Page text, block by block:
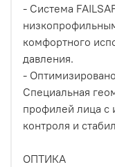
- Система
комфортного
давления.
-
Специальная
профилей лица с
контроля и
ОПТИКА